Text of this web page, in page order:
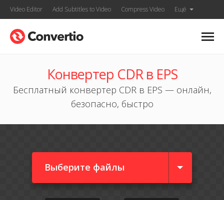
Video Editor Add Subtitles to Video Compress Video Ещё
Конвертер CDR в EPS
Бесплатный конвертер CDR в EPS — онлайн,
безопасно, быстро
Выберите файлы